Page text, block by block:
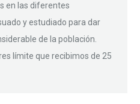
en las diferentes
y estudiado para dar
de la población.
límite que recibimos de 25